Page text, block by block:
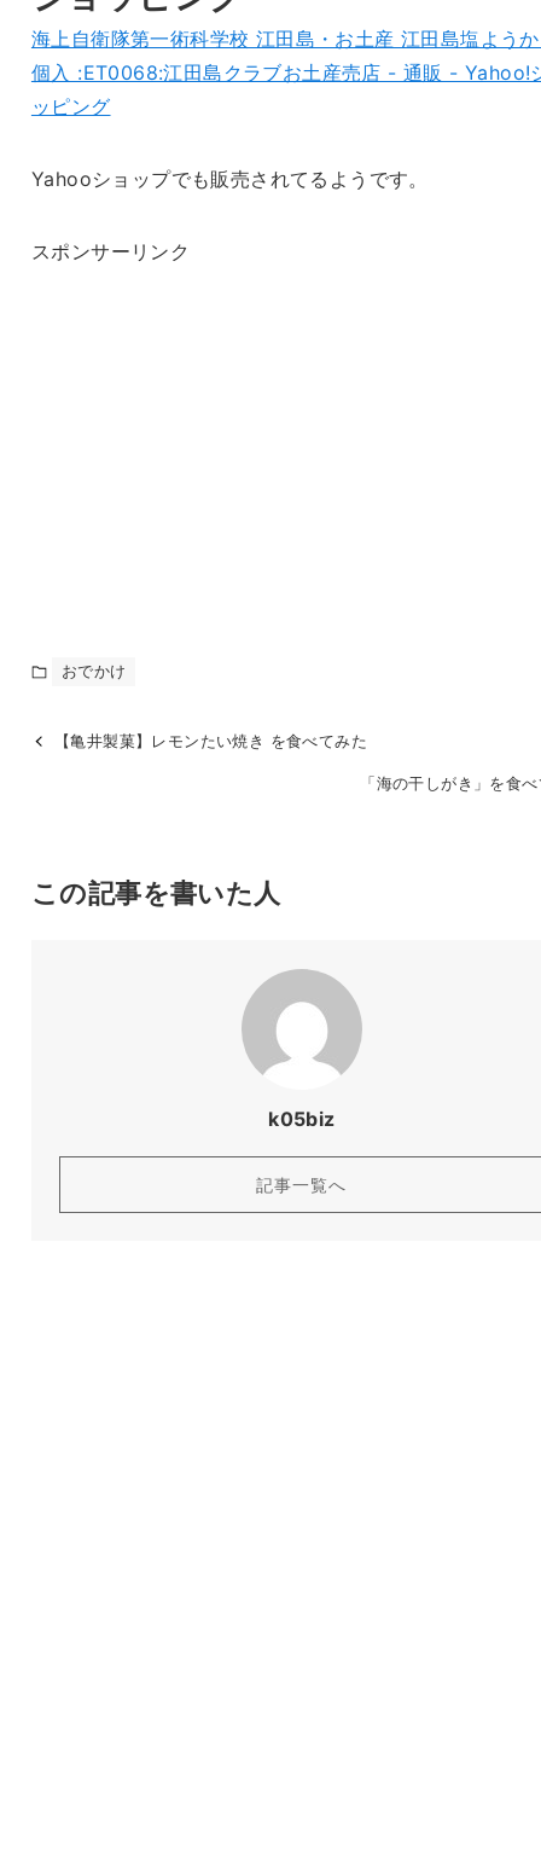
海上自衛隊第一術科学校 江田島・お土産 江田島塩よう
個入 :ET0068:江田島クラブお土産売店 - 通販 - Yahoo!
ッピング
Yahooショップでも販売されてるようです。
スポンサーリンク
おでかけ
【亀井製菓】レモンたい焼き を食べてみた
「海の干しがき」を食
この記事を書いた人
k05biz
記事一覧へ